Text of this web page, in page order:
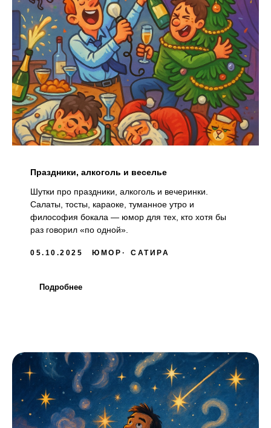
Праздники, алкоголь и веселье
Шутки про праздники, алкоголь и вечеринки.
Салаты, тосты, караоке, туманное утро и
философия бокала — юмор для тех, кто хотя бы
раз говорил «по одной».
05.10.2025 ЮМОР САТИРА
Подробнее